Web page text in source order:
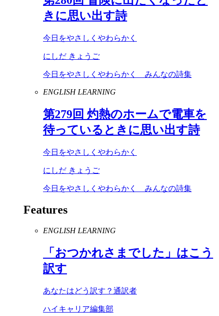
きに思い出す詩
今日をやさしくやわらかく
にしだ きょうご
今日をやさしくやわらかく みんなの詩集
ENGLISH LEARNING
第279回 灼熱のホームで電車を
待っているときに思い出す詩
今日をやさしくやわらかく
にしだ きょうご
今日をやさしくやわらかく みんなの詩集
Features
ENGLISH LEARNING
「おつかれさまでした」はこう
訳す
あなたはどう訳す？通訳者
ハイキャリア編集部